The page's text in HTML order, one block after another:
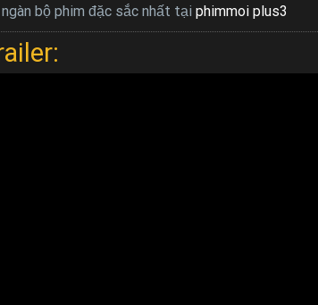
bộ phim đặc sắc nhất tại phimmoi plus3